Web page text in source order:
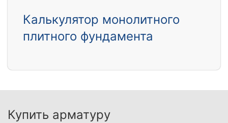
Калькулятор монолитного
плитного фундамента
Купить арматуру